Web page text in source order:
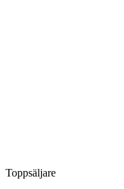
Toppsäljare